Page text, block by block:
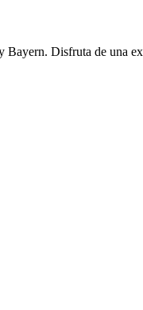
Disfruta de una